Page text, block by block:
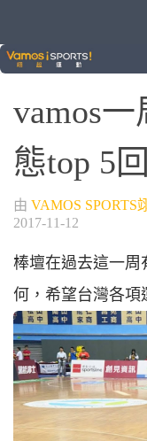
棒球 / 籃球
vamos
態top 5
由 VAMOS SPORTS
2017-11-12
棒壇在過去這一周
何，希望台灣各項